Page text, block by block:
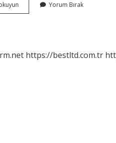
Kez
Verir
Yorum Bırak
https://bestltd.com.tr